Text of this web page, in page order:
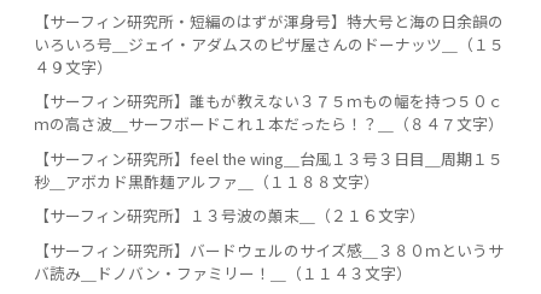
【サーフィン研究所・短編のはずが渾身号】特大号と海の日余韻の
いろいろ号＿ジェイ・アダムスのピザ屋さんのドーナッツ＿（１５
４９文字）
【サーフィン研究所】誰もが教えない３７５ｍもの幅を持つ５０ｃ
ｍの高さ波＿サーフボードこれ１本だったら！？＿（８４７文字）
【サーフィン研究所】feel the wing＿台風１３号３日目＿周期１５
秒＿アボカド黒酢麺アルファ＿（１１８８文字）
【サーフィン研究所】１３号波の顛末＿（２１６文字）
【サーフィン研究所】バードウェルのサイズ感＿３８０ｍというサ
バ読み＿ドノバン・ファミリー！＿（１１４３文字）